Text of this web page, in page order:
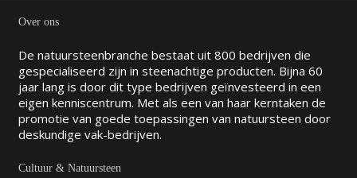
Over ons
De natuursteenbranche bestaat uit 800 bedrijven die
gespecialiseerd zijn in steenachtige producten. Bijna 60
jaar lang is door dit type bedrijven geïnvesteerd in een
eigen kenniscentrum. Met als een van haar kerntaken de
promotie van goede toepassingen van natuursteen door
deskundige vak-bedrijven.
Cultuur & Natuursteen